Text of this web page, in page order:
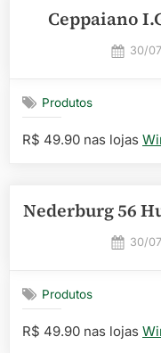
Ceppaiano
30/
Produtos
R$ 49.90 nas lojas
Nederburg 56
30/
Produtos
R$ 49.90 nas lojas